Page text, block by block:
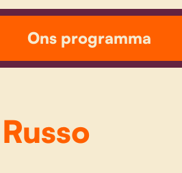
Ons programma